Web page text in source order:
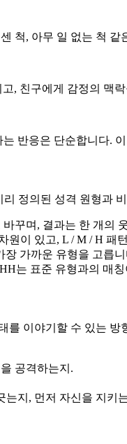
척, 아무 일 없는 척 같
, 친구에게 감정의 맥
반응은 단순합니다.
정의된 성격 원형과
꾸며, 결과는 한 개의
원이 있고, L / M / H 패
가까운 유형을 고릅
는 표준 유형과의 매
를 이야기할 수 있는 방
공격하는지.
는지, 먼저 자신을 지키